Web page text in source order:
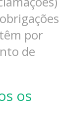
por
de
os